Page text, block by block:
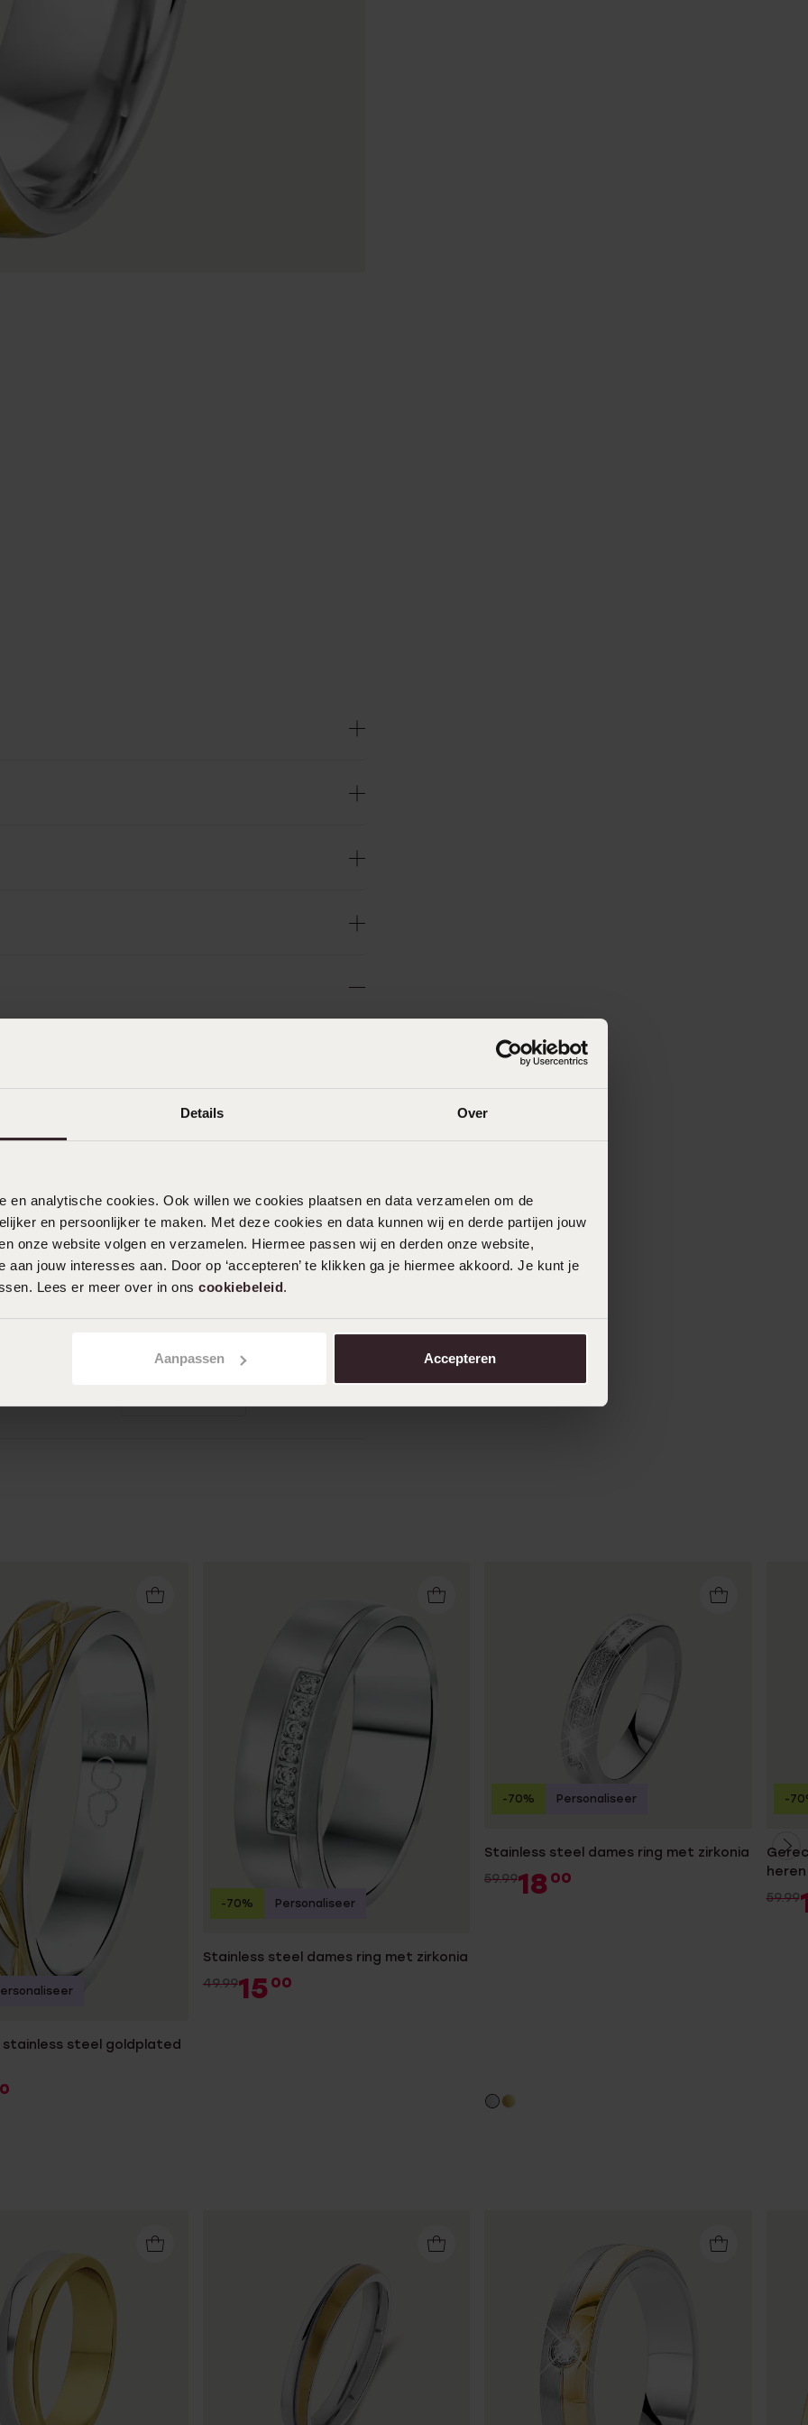
Details Over
en analytische cookies. Ook willen we cookies plaatsen en data verzamelen om de
en persoonlijker te maken. Met deze cookies en data kunnen wij en derde partijen jouw
onze website volgen en verzamelen. Hiermee passen wij en derden onze website,
aan jouw interesses aan. Door op ‘accepteren’ te klikken ga je hiermee akkoord. Je kunt je
Lees er meer over in ons cookiebeleid.
Aanpassen Accepteren
Heel mooi
05-06-2025 - Anneke N.
Nvt
stainless steel goldplated
Stainless steel dames ring met zirkonia
49.9915 00
-70% Personaliseer
Stainless steel dames ring met zirkonia
59.9918 00
-70% Personaliseer
59.99
-